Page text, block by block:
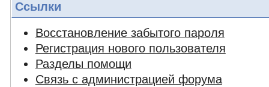
Ссылки
Восстановление забытого пароля
Регистрация нового пользователя
Разделы помощи
Связь с администрацией форума